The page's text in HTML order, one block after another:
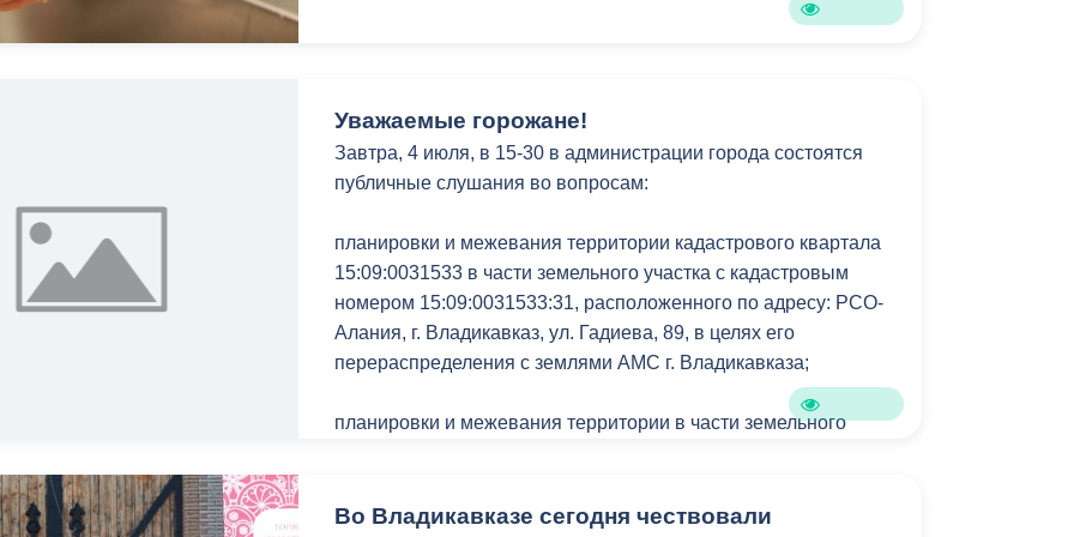
Уважаемые горожане!
Завтра, 4 июля, в 15-30 в администрации города состоятся
публичные слушания во вопросам:
планировки и межевания территории кадастрового квартала
15:09:0031533 в части земельного участка с кадастровым
номером 15:09:0031533:31, расположенного по адресу: РСО-
Алания, г. Владикавказ, ул. Гадиева, 89, в целях его
перераспределения с землями АМС г. Владикавказа;
планировки и межевания территории в части земельного
Коста, в целях его перераспределения с землями АМС
Во Владикавказе сегодня чествовали